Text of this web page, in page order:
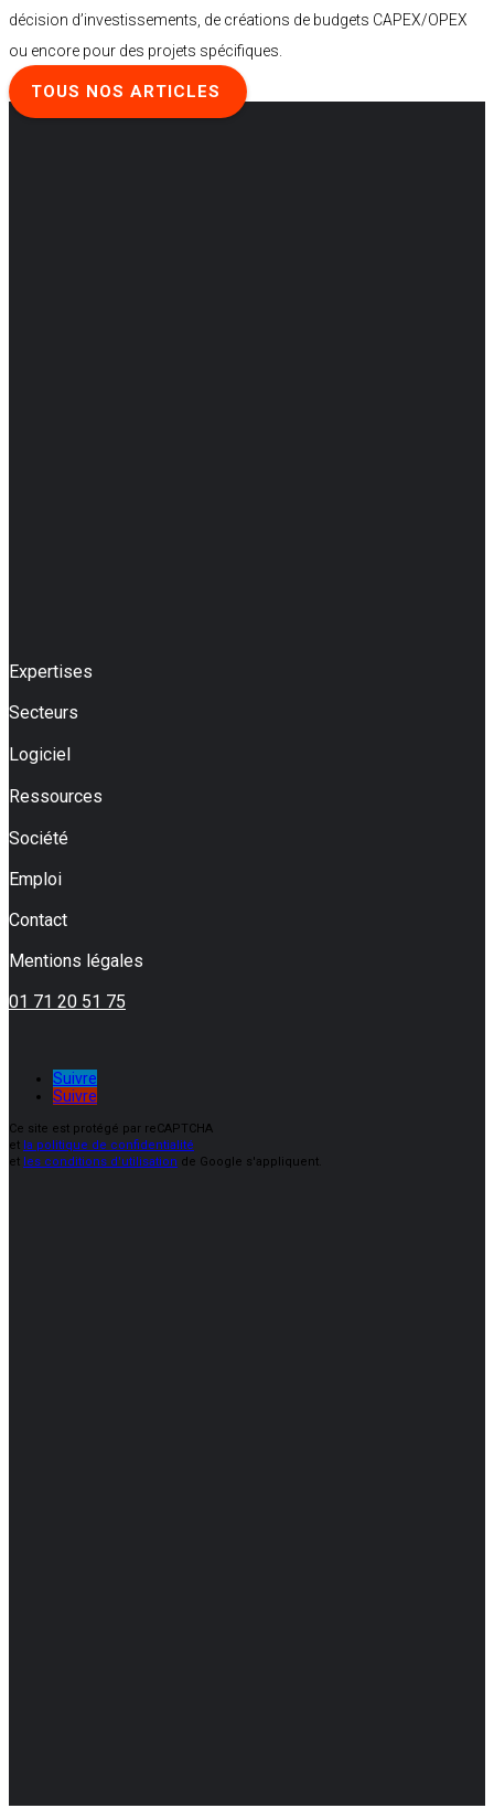
décision d’investissements, de créations de budgets CAPEX/OPEX
ou encore pour des projets spécifiques.
TOUS NOS ARTICLES
Expertises
Secteurs
Logiciel
Ressources
Société
Emploi
Contact
Mentions légales
01 71 20 51 75
Suivre
Suivre
Ce site est protégé par reCAPTCHA
et la politique de confidentialité
et les conditions d'utilisation de Google s'appliquent.